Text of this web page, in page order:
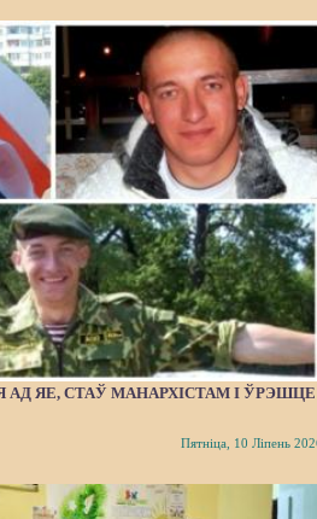
АД ЯЕ, СТАЎ МАНАРХІСТАМ І ЎРЭШЦЕ
Пятніца, 10 Ліпень